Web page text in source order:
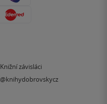
Knižní závisláci
@knihydobrovskycz